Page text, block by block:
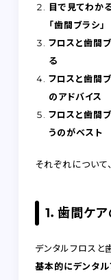
目で見てわか
「歯間ブラシ」
フロスと歯間
る
フロスと歯間
のアドバイス
フロスと歯間
うのがベスト
それぞれについて
1．歯間ケ
デンタルフロスと
基本的にデンタ